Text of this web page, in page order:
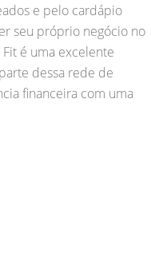
e pelo cardápio
seu próprio negócio no
é uma excelente
dessa rede de
financeira com uma